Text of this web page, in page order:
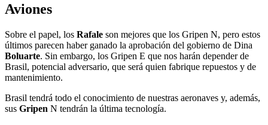
Aviones
Sobre el papel, los Rafale son mejores que los Gripen N, pero estos
últimos parecen haber ganado la aprobación del gobierno de Dina
Boluarte. Sin embargo, los Gripen E que nos harán depender de
Brasil, potencial adversario, que será quien fabrique repuestos y de
mantenimiento.
Brasil tendrá todo el conocimiento de nuestras aeronaves y, además,
sus Gripen N tendrán la última tecnología.